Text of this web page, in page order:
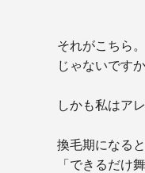
それがこちら
じゃないです
しかも私はア
換毛期になる
「できるだけ